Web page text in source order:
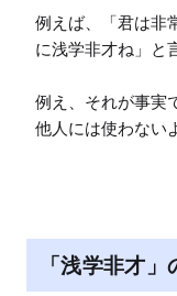
例えば、「君は非
に浅学非才ね」と
例え、それが事実
他人には使わない
「浅学非才